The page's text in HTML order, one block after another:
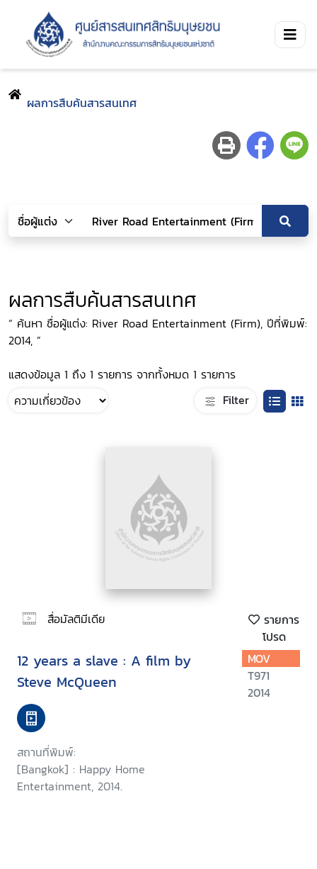
ผลการสืบค้นสารสนเทศ
ผลการสืบค้นสารสนเทศ
“ ค้นหา ชื่อผู้แต่ง: River Road Entertainment (Firm), ปีที่พิมพ์:
2014, ”
แสดงข้อมูล 1 ถึง 1 รายการ จากทั้งหมด 1 รายการ
Filter
สื่อมัลติมีเดีย
รายการ
โปรด
12 years a slave : A film by
Steve McQueen
สถานที่พิมพ์:
[Bangkok] : Happy Home
Entertainment, 2014.
MOV
T971
2014